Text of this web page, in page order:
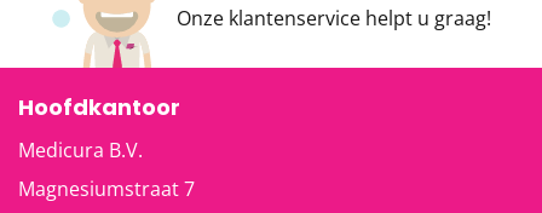
Onze klantenservicehelpt u graag!
Hoofdkantoor
Medicura B.V.
Magnesiumstraat 7